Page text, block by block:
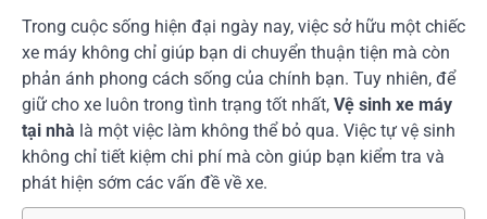
Trong cuộc sống hiện đại ngày nay, việc sở hữu một chiếc
xe máy không chỉ giúp bạn di chuyển thuận tiện mà còn
phản ánh phong cách sống của chính bạn. Tuy nhiên, để
giữ cho xe luôn trong tình trạng tốt nhất, Vệ sinh xe máy
tại nhà là một việc làm không thể bỏ qua. Việc tự vệ sinh
không chỉ tiết kiệm chi phí mà còn giúp bạn kiểm tra và
phát hiện sớm các vấn đề về xe.